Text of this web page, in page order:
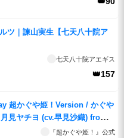
ツ｜諫山実生【七天八十院ア
七天八十院アエギス
👑157
超かぐや姫！Version / かぐや
見ヤチヨ (cv.早見沙織) from
『超かぐや姫！』公式